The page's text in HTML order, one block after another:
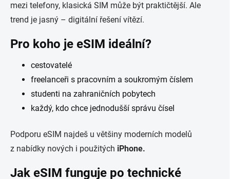
mezi telefony, klasická SIM může být praktičtější. Ale
trend je jasný – digitální řešení vítězí.
Pro koho je eSIM ideální?
cestovatelé
freelanceři s pracovním a soukromým číslem
studenti na zahraničních pobytech
každý, kdo chce jednodušší správu čísel
Podporu eSIM najdeš u většiny moderních modelů
z nabídky nových i použitých iPhone.
Jak eSIM funguje po technické